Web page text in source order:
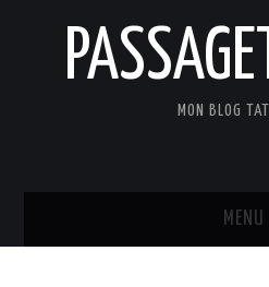
MON BLOG
MENU